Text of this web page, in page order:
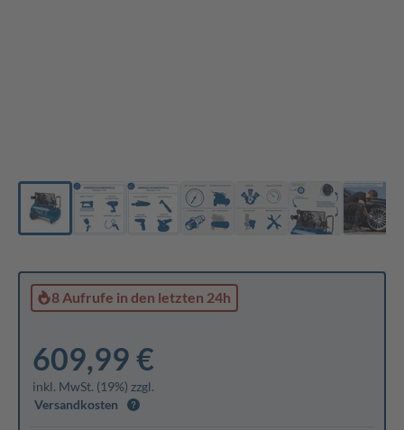
8 Aufrufe in den letzten 24h
609,99 €
inkl. MwSt. (19%) zzgl.
Versandkosten